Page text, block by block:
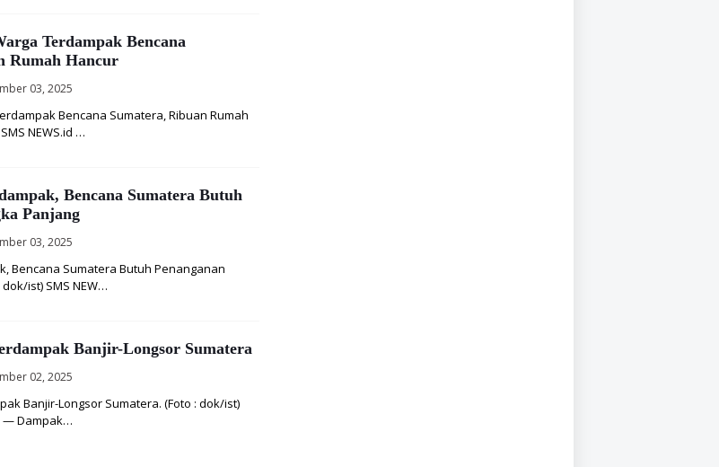
Terdampak Bencana
Rumah Hancur
03, 2025
Bencana Sumatera, Ribuan Rumah
NEWS.id …
Bencana Sumatera Butuh
Panjang
03, 2025
Bencana Sumatera Butuh Penanganan
ist) SMS NEW…
Banjir-Longsor Sumatera
02, 2025
Banjir-Longsor Sumatera. (Foto : dok/ist)
— Dampak…